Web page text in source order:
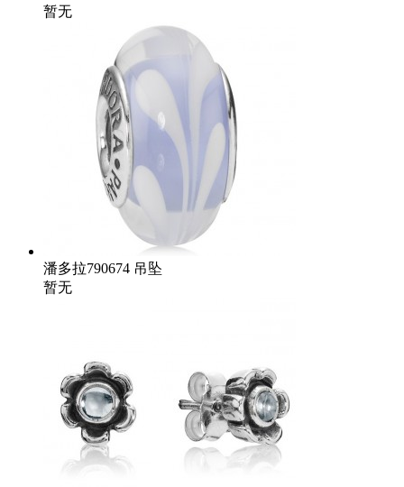
暂无
潘多拉790674 吊坠
暂无